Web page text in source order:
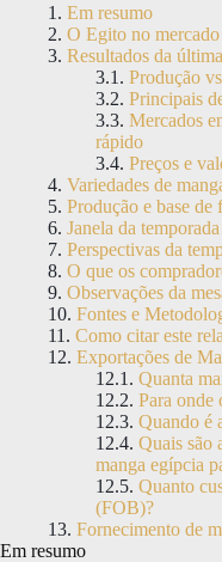
Em resumo
O Egito no
Resultados da
Produção
Principais
Mercados
rápido
Preços e
Variedades de
Produção e base de
Janela da
Perspectivas da
O que os
Observações da
Fontes e
Como citar este
Exportações de
Quanta
Para onde
Quando é
Quais são
manga egípcia
Quanto
(FOB)?
Fornecimento de
Em resumo